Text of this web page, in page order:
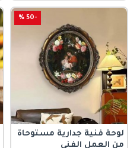
-50 %
لوحة فنية جدارية مستوحاة
من العمل الفني